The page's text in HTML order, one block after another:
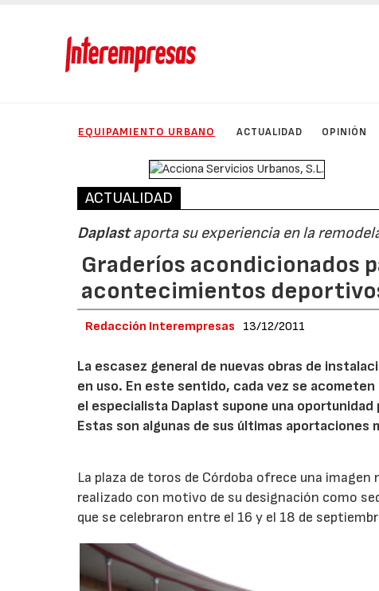
EQUIPAMIENTO URBANO ACTUALIDAD OPINIÓN
ACTUALIDAD
Daplastaporta su experiencia en la
Graderíos acondicionados
acontecimientos
Redacción Interempresas 13/12/2011
La escasez general de nuevas obras de
en uso. En este sentido, cada vez se
el especialista Daplast supone una
Estas son algunas de sus últimas aportaciones
La plaza de toros de Córdoba ofrece una
realizado con motivo de su designación como
que se celebraron entre el 16 y el 18 de